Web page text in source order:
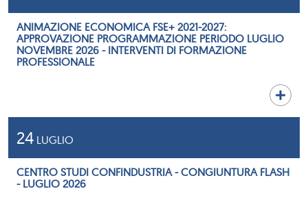
ANIMAZIONE ECONOMICA FSE+ 2021-2027:
APPROVAZIONE PROGRAMMAZIONE PERIODO LUGLIO
NOVEMBRE 2026 - INTERVENTI DI FORMAZIONE
PROFESSIONALE
24 LUGLIO
CENTRO STUDI CONFINDUSTRIA - CONGIUNTURA FLASH
- LUGLIO 2026